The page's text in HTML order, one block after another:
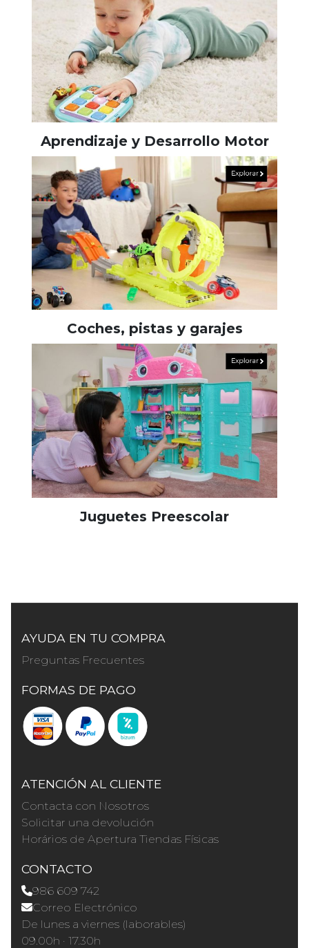
Aprendizaje y Desarrollo Motor
Coches, pistas y garajes
Juguetes Preescolar
AYUDA EN TU COMPRA
Preguntas Frecuentes
FORMAS DE PAGO
ATENCIÓN AL CLIENTE
Contacta con Nosotros
Solicitar una devolución
Horários de Apertura Tiendas Físicas
CONTACTO
986 609 742
Correo Electrónico
De lunes a viernes (laborables)
09.00h · 17.30h